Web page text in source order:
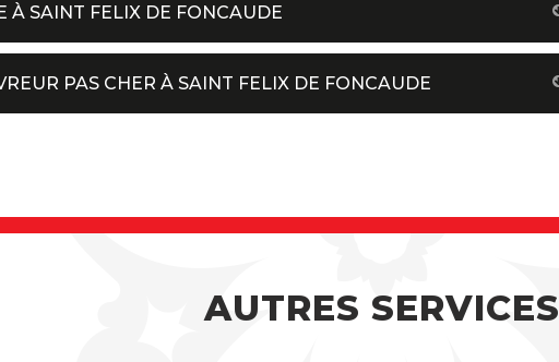
À SAINT FELIX DE FONCAUDE
PAS CHER À SAINT FELIX DE FONCAUDE
AUTRES SERVICES